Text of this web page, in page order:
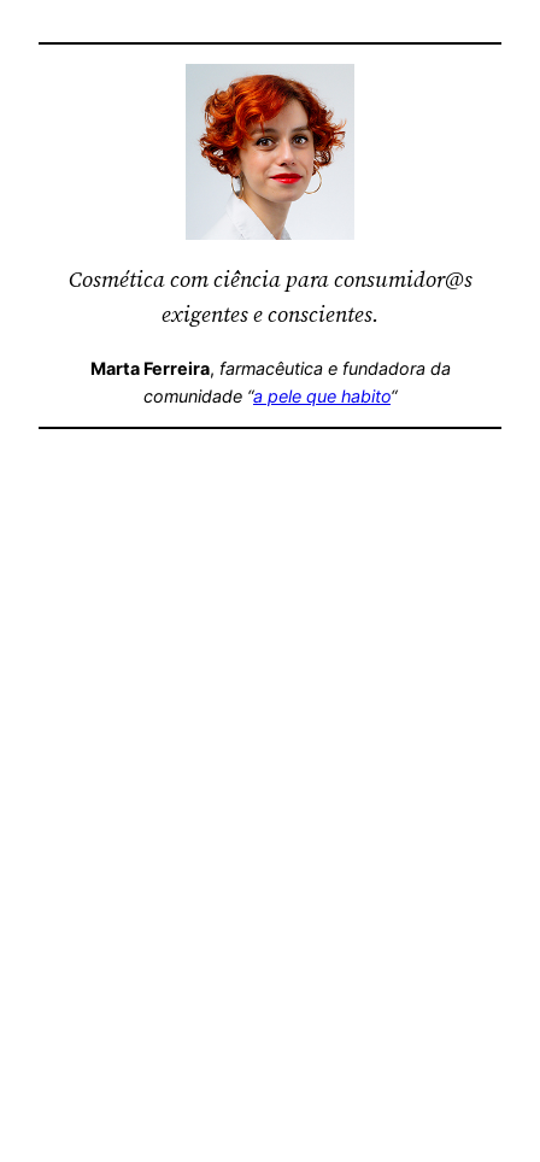
Cosmética com ciência para consumidor@s
exigentes e conscientes.
Marta Ferreira, farmacêutica e fundadora da
comunidade “a pele que habito“